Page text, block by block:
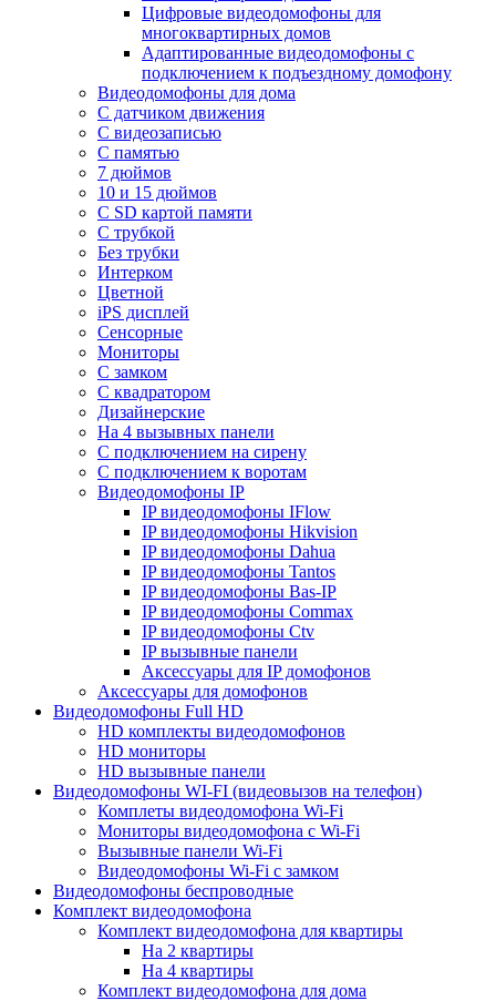
Цифровые видеодомофоны для
многоквартирных домов
Адаптированные видеодомофоны с
подключением к подъездному домофону
Видеодомофоны для дома
С датчиком движения
С видеозаписью
C памятью
7 дюймов
10 и 15 дюймов
С SD картой памяти
С трубкой
Без трубки
Интерком
Цветной
iPS дисплей
Сенсорные
Мониторы
С замком
C квадратором
Дизайнерские
На 4 вызывных панели
С подключением на сирену
С подключением к воротам
Видеодомофоны IP
IP видеодомофоны IFlow
IP видеодомофоны Hikvision
IP видеодомофоны Dahua
IP видеодомофоны Tantos
IP видеодомофоны Bas-IP
IP видеодомофоны Commax
IP видеодомофоны Ctv
IP вызывные панели
Аксессуары для IP домофонов
Аксессуары для домофонов
Видеодомофоны Full HD
HD комплекты видеодомофонов
HD мониторы
HD вызывные панели
Видеодомофоны WI-FI (видеовызов на телефон)
Комплеты видеодомофона Wi-Fi
Мониторы видеодомофона с Wi-Fi
Вызывные панели Wi-Fi
Видеодомофоны Wi-Fi с замком
Видеодомофоны беспроводные
Комплект видеодомофона
Комплект видеодомофона для квартиры
На 2 квартиры
На 4 квартиры
Комплект видеодомофона для дома